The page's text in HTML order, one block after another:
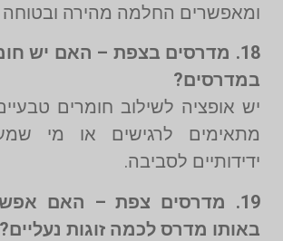
ומאפשרים החלמה מהירה ובטוחה
18. מדרסים בצפת – האם יש
במדרסים?
יש אופציה לשילוב חומרים טבעיים
מתאימים לרגישים או מי
ידידותיים לסביבה.
19. מדרסים צפת – האם
באותו מדרס לכמה זוגות נעליים?